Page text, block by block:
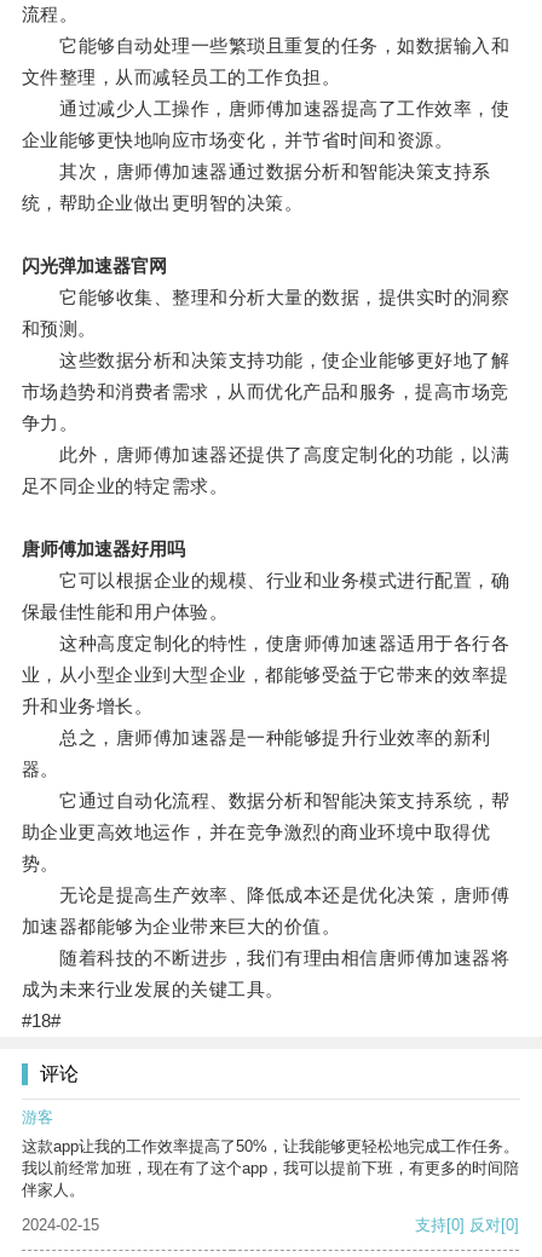
流程。
它能够自动处理一些繁琐且重复的任务，如数据输入和
文件整理，从而减轻员工的工作负担。
通过减少人工操作，唐师傅加速器提高了工作效率，使
企业能够更快地响应市场变化，并节省时间和资源。
其次，唐师傅加速器通过数据分析和智能决策支持系
统，帮助企业做出更明智的决策。
闪光弹加速器官网
它能够收集、整理和分析大量的数据，提供实时的洞察
和预测。
这些数据分析和决策支持功能，使企业能够更好地了解
市场趋势和消费者需求，从而优化产品和服务，提高市场竞
争力。
此外，唐师傅加速器还提供了高度定制化的功能，以满
足不同企业的特定需求。
唐师傅加速器好用吗
它可以根据企业的规模、行业和业务模式进行配置，确
保最佳性能和用户体验。
这种高度定制化的特性，使唐师傅加速器适用于各行各
业，从小型企业到大型企业，都能够受益于它带来的效率提
升和业务增长。
总之，唐师傅加速器是一种能够提升行业效率的新利
器。
它通过自动化流程、数据分析和智能决策支持系统，帮
助企业更高效地运作，并在竞争激烈的商业环境中取得优
势。
无论是提高生产效率、降低成本还是优化决策，唐师傅
加速器都能够为企业带来巨大的价值。
随着科技的不断进步，我们有理由相信唐师傅加速器将
成为未来行业发展的关键工具。
#18#
评论
游客
这款app让我的工作效率提高了50%，让我能够更轻松地完成工作任务。
我以前经常加班，现在有了这个app，我可以提前下班，有更多的时间陪
伴家人。
2024-02-15
支持[0] 反对[0]